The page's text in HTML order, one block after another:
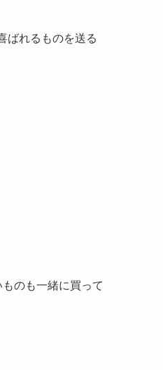
ばれるものを送る
のも一緒に買って